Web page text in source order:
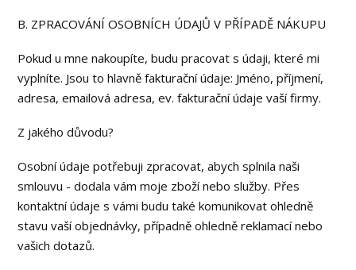
B. ZPRACOVÁNÍ OSOBNÍCH ÚDAJŮ V PŘÍPADĚ NÁKUPU
Pokud u mne nakoupíte, budu pracovat s údaji, které mi
vyplníte. Jsou to hlavně fakturační údaje: Jméno, příjmení,
adresa, emailová adresa, ev. fakturační údaje vaší firmy.
Z jakého důvodu?
Osobní údaje potřebuji zpracovat, abych splnila naši
smlouvu - dodala vám moje zboží nebo služby. Přes
kontaktní údaje s vámi budu také komunikovat ohledně
stavu vaší objednávky, případně ohledně reklamací nebo
vašich dotazů.